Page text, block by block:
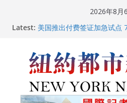
2026年8月
Latest: 美国推出付费签证加急试点
人！
FBI联合纽约警方突袭多名
败刑事调查
中国驻美国大使谢锋邀请美
再次访华